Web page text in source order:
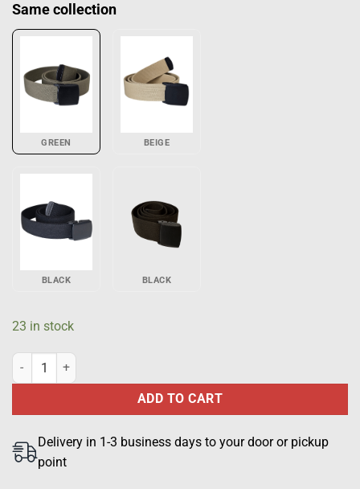
Same collection
GREEN BEIGE
BLACK BLACK
23 in stock
Origopro Stretch Belt, green quantity
ADD TO CART
Delivery in 1-3 business days to your door or pickup
point